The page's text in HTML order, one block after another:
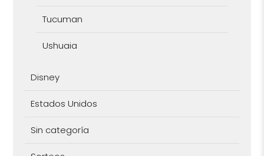
Tucuman
Ushuaia
Disney
Estados Unidos
Sin categoría